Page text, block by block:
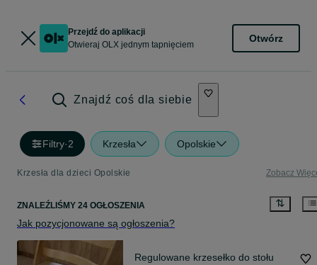
Przejdź do aplikacji
Otwieraj OLX jednym tapnięciem
Otwórz
Znajdź coś dla siebie
Filtry·2 Krzesła Opolskie
Krzesła dla dzieci Opolskie Zobacz
ZNALEŹLIŚMY 24 OGŁOSZENIA
Jak pozycjonowane są ogłoszenia?
Regulowane krzesełko do stołu